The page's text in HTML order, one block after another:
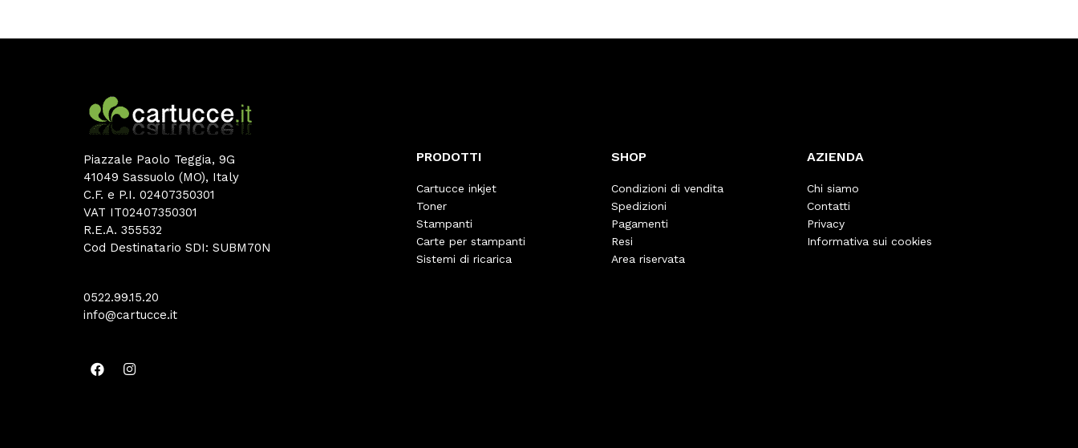
Piazzale Paolo Teggia, 9G
41049 Sassuolo (MO), Italy
C.F. e P.I. 02407350301
VAT IT02407350301
R.E.A. 355532
Cod Destinatario SDI: SUBM70N
0522.99.15.20
info@cartucce.it
PRODOTTI
Cartucce inkjet
Toner
Stampanti
Carte per stampanti
Sistemi di ricarica
SHOP
Condizioni di vendita
Spedizioni
Pagamenti
Resi
Area riservata
AZIENDA
Chi siamo
Contatti
Privacy
Informativa sui cookies